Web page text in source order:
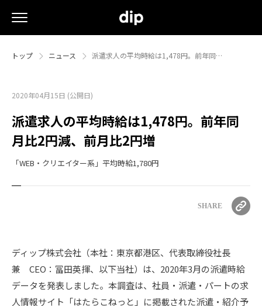
トップ ニュース 派遣求人の平均時給は1,478円。前年同…
2020年04月15日 (公開日)
派遣求人の平均時給は1,478円。前年同
月比2円減、前月比2円増
「WEB・クリエイター系」平均時給1,780円
SHARE
ディップ株式会社（本社：東京都港区、代表取締役社長
兼 CEO：冨田英揮、以下当社）は、2020年3月の派遣時給
データを発表しました。本調査は、社員・派遣・パートの求
人情報サイト「はたらこねっと」に掲載された派遣・紹介予